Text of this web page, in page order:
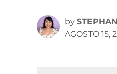
by
AGOSTO 15,